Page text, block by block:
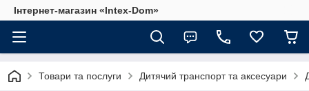
Інтернет-магазин «Intex-Dom»
Товари та послуги Дитячий транспорт та аксесуари